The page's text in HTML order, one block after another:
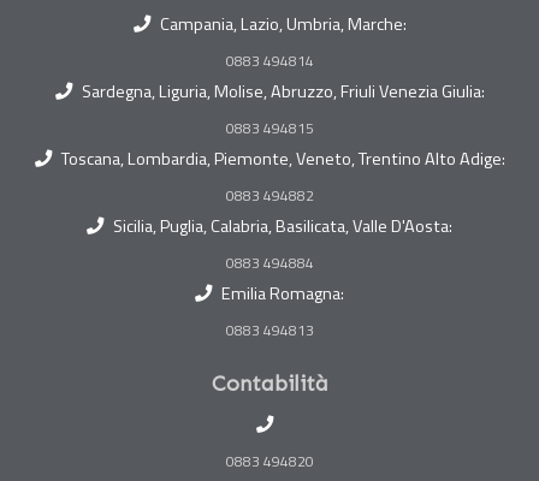
Campania, Lazio, Umbria, Marche:
0883 494814
Sardegna, Liguria, Molise, Abruzzo, Friuli Venezia Giulia:
0883 494815
Toscana, Lombardia, Piemonte, Veneto, Trentino Alto Adige:
0883 494882
Sicilia, Puglia, Calabria, Basilicata, Valle D'Aosta:
0883 494884
Emilia Romagna:
0883 494813
Contabilità
0883 494820